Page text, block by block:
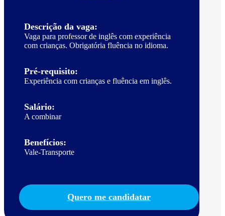
Descrição da vaga:
Vaga para professor de inglês com experiência
com crianças. Obrigatória fluência no idioma.
Pré-requisito:
Experiência com crianças e fluência em inglês.
Salário:
A combinar
Benefícios:
Vale-Transporte
Quero me candidatar